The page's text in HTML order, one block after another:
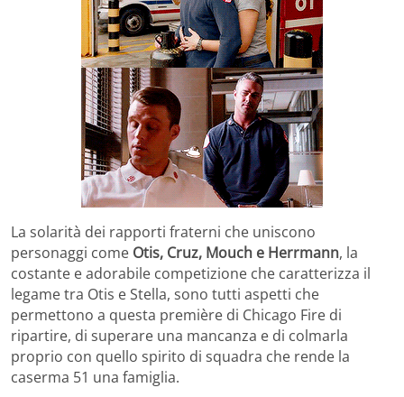
La solarità dei rapporti fraterni che uniscono
personaggi come Otis, Cruz, Mouch e Herrmann, la
costante e adorabile competizione che caratterizza il
legame tra Otis e Stella, sono tutti aspetti che
permettono a questa première di Chicago Fire di
ripartire, di superare una mancanza e di colmarla
proprio con quello spirito di squadra che rende la
caserma 51 una famiglia.